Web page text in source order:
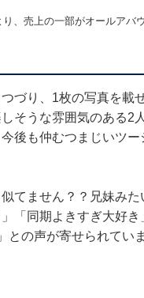
、売上の一部がオールアバ
づり、1枚の写真を載
そうな雰囲気のある2
後も仲むつまじいツ
てません？？兄妹み
「同期よきすぎ大好
の声が寄せられていま